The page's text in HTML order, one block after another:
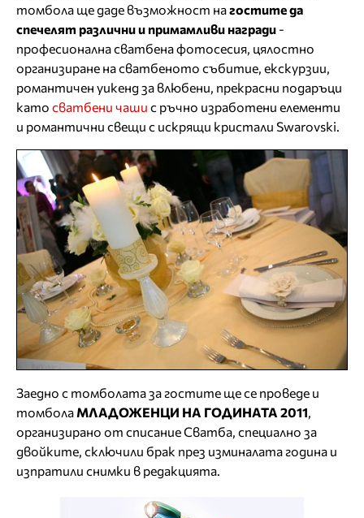
томбола ще даде възможност нагостите да
спечелят различни и примамливи награди -
професионална сватбена фотосесия, цялостно
организиране на сватбеното събитие, екскурзии,
романтичен уикенд за влюбени, прекрасни подаръци
като сватбени чаши с ръчно изработени елементи
и романтични свещи с искрящи кристали Swarovski.
Заедно с томболата за гостите ще се проведе и
томбола МЛАДОЖЕНЦИ НА ГОДИНАТА 2011,
организирано от списание Сватба, специално за
двойките, сключили брак през изминалата година и
изпратили снимки в редакцията.